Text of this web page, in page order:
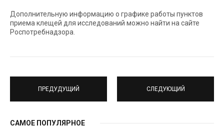
Дополнительную информацию о графике работы пунктов
приема клещей для исследований можно найти на сайте
Роспотребнадзора.
ПРЕДУДУЩИЙ СЛЕДУЮЩИЙ
САМОЕ ПОПУЛЯРНОЕ